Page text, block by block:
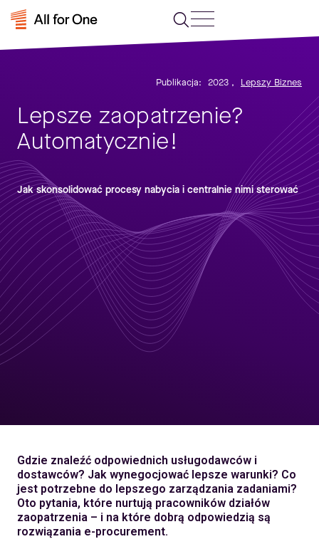
Publikacja: 2023 , Lepszy Biznes
Lepsze zaopatrzenie?
Automatycznie!
Jak skonsolidować procesy nabycia i centralnie nimi sterować
Gdzie znaleźć odpowiednich usługodawców i
dostawców? Jak wynegocjować lepsze warunki? Co
jest potrzebne do lepszego zarządzania zadaniami?
Oto pytania, które nurtują pracowników działów
zaopatrzenia – i na które dobrą odpowiedzią są
rozwiązania e-procurement.